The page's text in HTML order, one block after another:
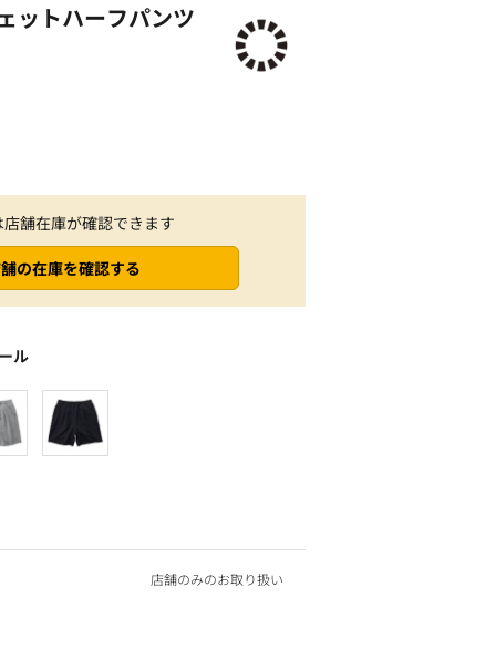
店舗在庫が確認できます
の在庫を確認する
ットハーフパンツ
ル
店舗のみのお取り扱い